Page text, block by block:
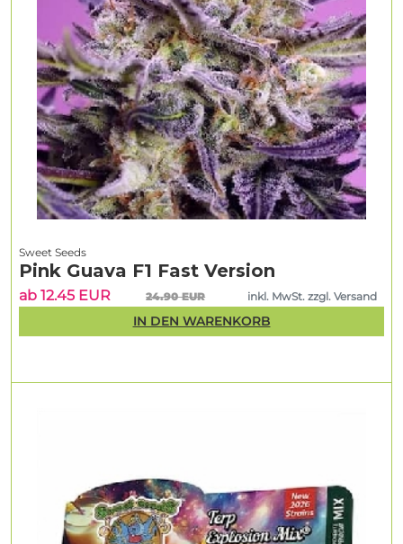
Sweet Seeds
Pink Guava F1 Fast Version
ab 12.45 EUR 24.90 EUR inkl. MwSt. zzgl. Versand
IN DEN WARENKORB